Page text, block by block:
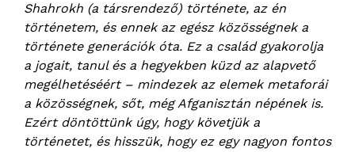
Shahrokh (a társrendező) története, az én
történetem, és ennek az egész közösségnek a
története generációk óta. Ez a család gyakorolja
a jogait, tanul és a hegyekben küzd az alapvető
megélhetéséért – mindezek az elemek metaforái
a közösségnek, sőt, még Afganisztán népének is.
Ezért döntöttünk úgy, hogy követjük a
történetet, és hisszük, hogy ez egy nagyon fontos